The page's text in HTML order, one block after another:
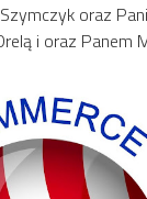
oraz
i oraz Panem